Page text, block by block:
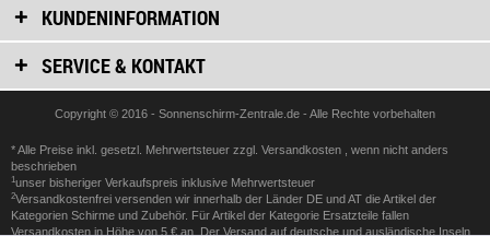
KUNDENINFORMATION
SERVICE & KONTAKT
Copyright © 2016 - Sonnenschirm-Zentrale.de - Alle Rechte vorbehalten
* Alle Preise inkl. gesetzl. Mehrwertsteuer zzgl. Versandkosten
, wenn nicht anders
beschrieben
1 unser bisheriger Verkaufspreis inklusive Mehrwertsteuer
2Versandkostenfrei versenden wir innerhalb der Länder DE und AT die Artikel der
Kategorien Schirme und Zubehör. Für Artikel der Kategorie Ersatzteile fallen
Versandkosten in Höhe von 5 € an. Der Versand auf deutsche und ausländische Inseln